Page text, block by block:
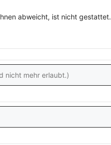
abweicht, ist nicht gestattet.